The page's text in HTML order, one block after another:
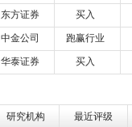
东方证券 买入
中金公司 跑赢行业
华泰证券 买入
研究机构 最近评级